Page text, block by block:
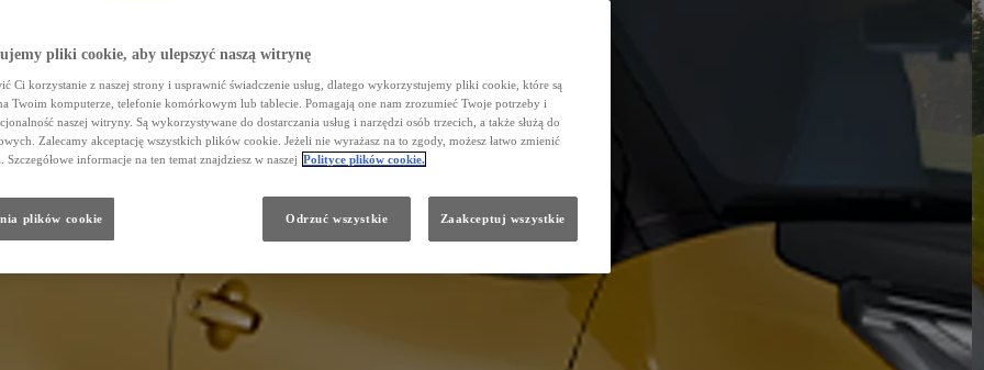
pliki cookie, aby ulepszyć naszą witrynę
Ci korzystanie z naszej strony i usprawnić świadczenie usług, dlatego wykorzystujemy pliki cookie, które są
Twoim komputerze, telefonie komórkowym lub tablecie. Pomagają one nam zrozumieć Twoje potrzeby i
naszej witryny. Są wykorzystywane do dostarczania usług i narzędzi osób trzecich, a także służą do
Zalecamy akceptację wszystkich plików cookie. Jeżeli nie wyrażasz na to zgody, możesz łatwo zmienić
Szczegółowe informacje na ten temat znajdziesz w naszej Polityce plików cookie.
plików cookie Odrzuć wszystkie Zaakceptuj wszystkie